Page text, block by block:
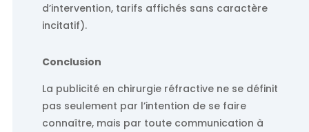
d’intervention, tarifs affichés sans caractère
incitatif).
Conclusion
La publicité en chirurgie réfractive ne se définit
pas seulement par l’intention de se faire
connaître, mais par toute communication à